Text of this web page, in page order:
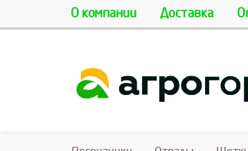
О компании Доставка